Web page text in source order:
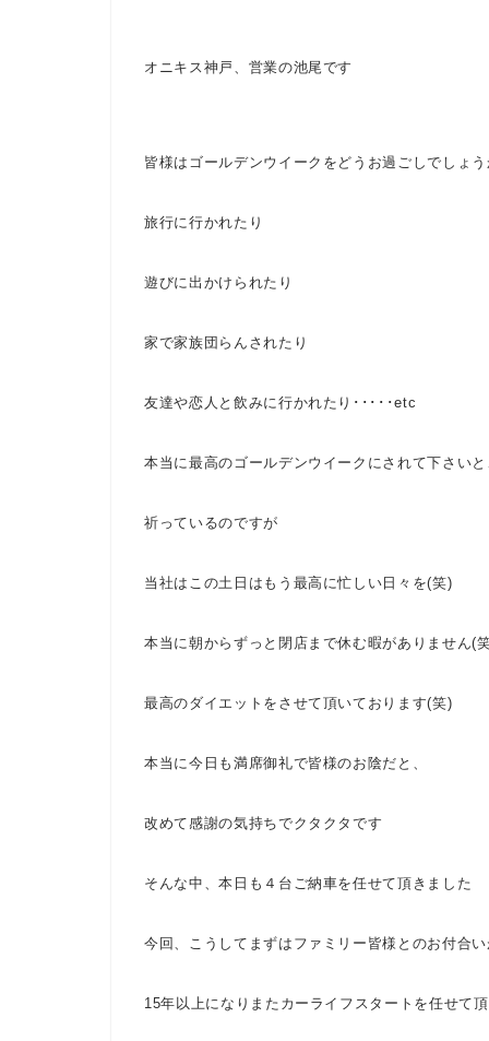
オニキス神戸、営業の池尾です
皆様はゴールデンウイークをどうお過ごしでしょ
旅行に行かれたり
遊びに出かけられたり
家で家族団らんされたり
友達や恋人と飲みに行かれたり･････etc
本当に最高のゴールデンウイークにされて下さい
祈っているのですが
当社はこの土日はもう最高に忙しい日々を(笑)
本当に朝からずっと閉店まで休む暇がありません(
最高のダイエットをさせて頂いております(笑)
本当に今日も満席御礼で皆様のお陰だと、
改めて感謝の気持ちでクタクタです
そんな中、本日も４台ご納車を任せて頂きました
今回、こうしてまずはファミリー皆様とのお付合
15年以上になり またカーライフスタートを任せて